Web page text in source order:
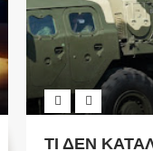
ΤΙ ΔΕΝ